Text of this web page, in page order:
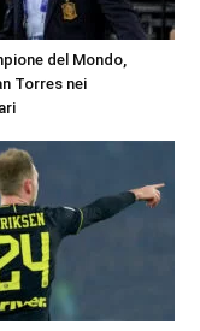
del Mondo,
Torres nei